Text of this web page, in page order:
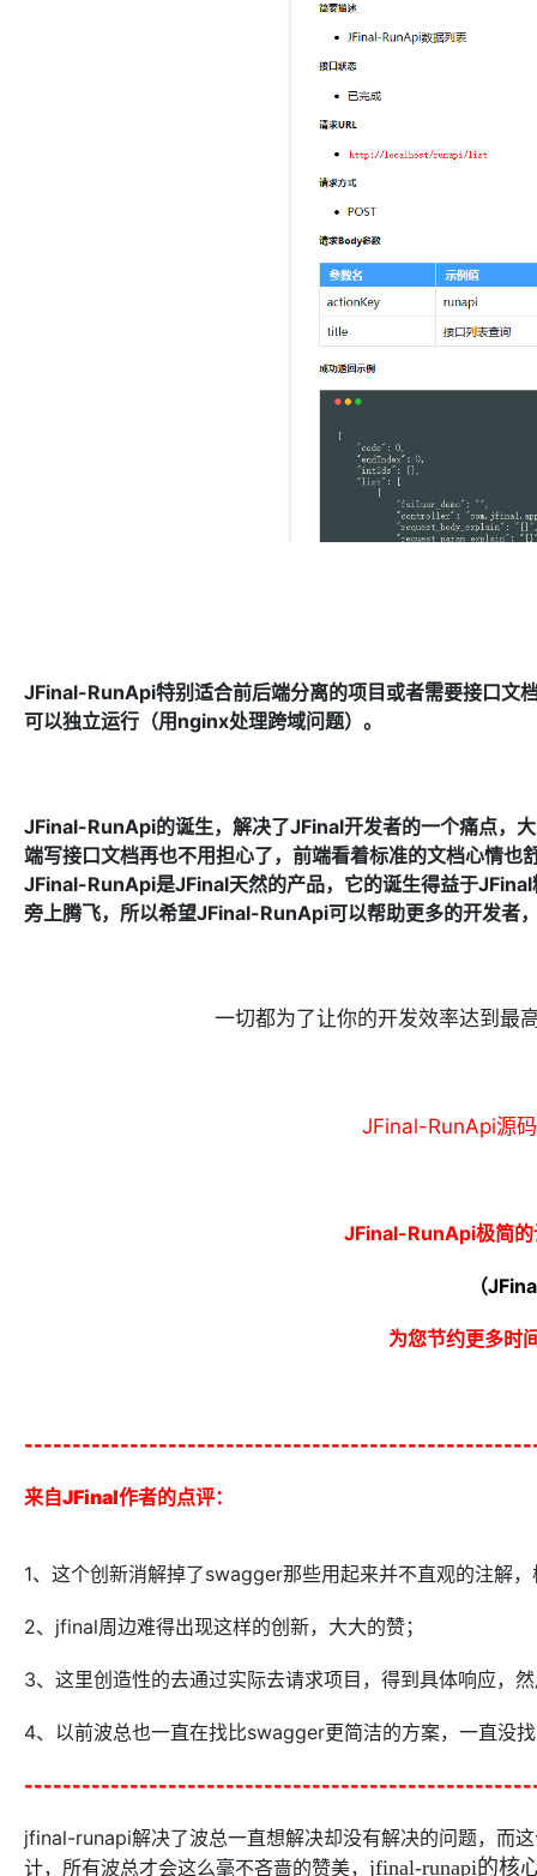
JFinal-RunApi特别适合前后端分离的项目或者需要接口文
可以独立运行（用nginx处理跨域问题）。
JFinal-RunApi的诞生，解决了JFinal开发者的一个痛点，
端写接口文档再也不用担心了，前端看着标准的文档心情
JFinal-RunApi是JFinal天然的产品，它的诞生得益于
旁上腾飞，所以希望JFinal-RunApi可以帮助更多的开发者
一切都为了让你的开发效率达到最
JFinal-RunApi源
JFinal-RunApi极简的
（
为您节约更多时
来自JFinal作者的点评：
1、这个创新消解掉了swagger那些用起来并不直观的注解
2、jfinal周边难得出现这样的创新，大大的赞；
3、这里创造性的去通过实际去请求项目，得到具体响应，
4、以前波总也一直在找比swagger更简洁的方案，一直没
jfinal-runapi解决了波总一直想解决却没有解决的问题，而
计，所有波总才会这么毫不吝啬的赞美， jfinal-runapi的核